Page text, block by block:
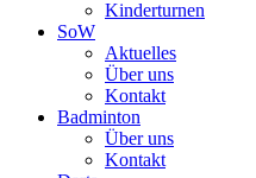
Kinderturnen
SoW
Aktuelles
Über uns
Kontakt
Badminton
Über uns
Kontakt